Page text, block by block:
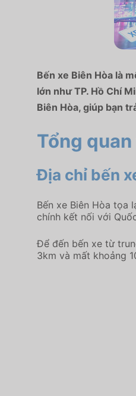
Bến xe Biên Hòa là
lớn như TP. Hồ Chí
Biên Hòa, giúp bạn
Tổng quan
Địa chỉ bến
Bến xe Biên Hòa tọa
chính kết nối với
Để đến bến xe từ
3km và mất khoảng